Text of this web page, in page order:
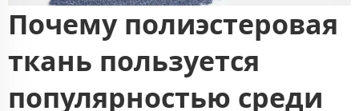
Почему полиэстеровая
ткань пользуется
популярностью среди